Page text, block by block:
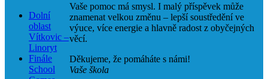
Dolní
oblast
Vítkovic –
Linoryt
Finále
School
Vaše pomoc má smysl. I malý příspěvek může
znamenat velkou změnu – lepší soustředění ve
výuce, více energie a hlavně radost z obyčejných
věcí.
Děkujeme, že pomáháte s námi!
Vaše škola